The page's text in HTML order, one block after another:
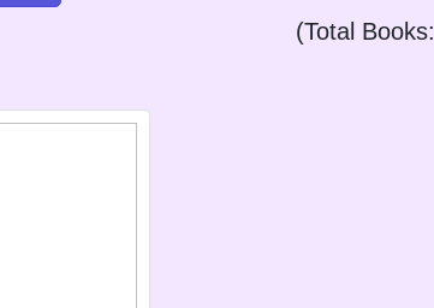
(Total Books: